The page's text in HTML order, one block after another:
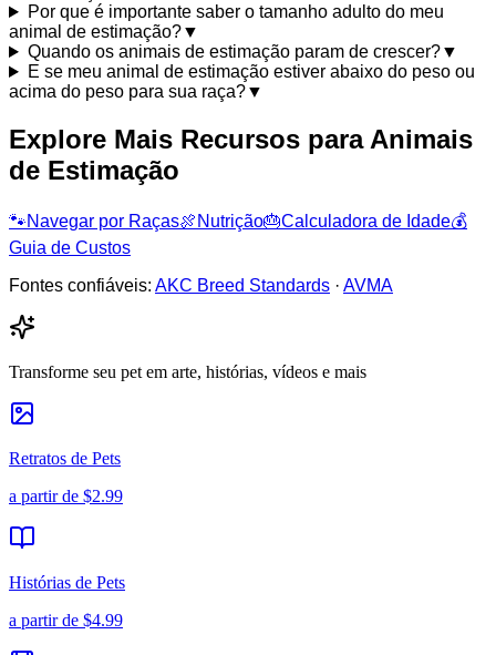
Por que é importante saber o tamanho adulto do meu
animal de estimação?▼
Quando os animais de estimação param de crescer?▼
E se meu animal de estimação estiver abaixo do peso ou
acima do peso para sua raça?▼
Explore Mais Recursos para Animais
de Estimação
🐾Navegar por Raças🍖 Nutrição🎂Calculadora de Idade💰
Guia de Custos
Fontes confiáveis: AKC Breed Standards · AVMA
Transforme seu pet em arte, histórias, vídeos e mais
Retratos de Pets
a partir de $2.99
Histórias de Pets
a partir de $4.99